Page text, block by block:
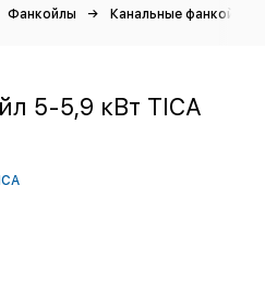
Фанкойлы Канальные фанкойлы
5-5,9 кВт TICA